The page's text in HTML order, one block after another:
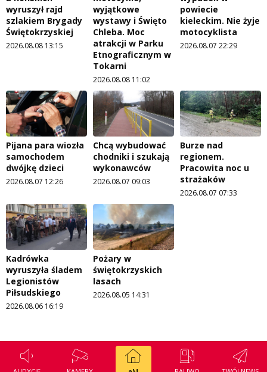
wyruszył rajd
szlakiem Brygady
Świętokrzyskiej
2026.08.08 13:15
wyjątkowe
wystawy i Święto
Chleba. Moc
atrakcji w Parku
Etnograficznym w
Tokarni
2026.08.08 11:02
powiecie
kieleckim. Nie żyje
motocyklista
2026.08.07 22:29
Pijana para wiozła
samochodem
dwójkę dzieci
2026.08.07 12:26
Chcą wybudować
chodniki i szukają
wykonawców
2026.08.07 09:03
Burze nad
regionem.
Pracowita noc u
strażaków
2026.08.07 07:33
Kadrówka
wyruszyła śladem
Legionistów
Piłsudskiego
2026.08.06 16:19
Pożary w
świętokrzyskich
lasach
2026.08.05 14:31